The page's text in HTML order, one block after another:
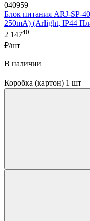
040959
Блок питания ARJ-SP-
250mA) (Arlight, IP44
2 14740
₽/шт
В наличии
Коробка (картон) 1 шт